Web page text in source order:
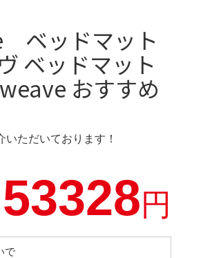
ベッドマット
ベッドマット
おすすめ
ただいております！
53328円
で